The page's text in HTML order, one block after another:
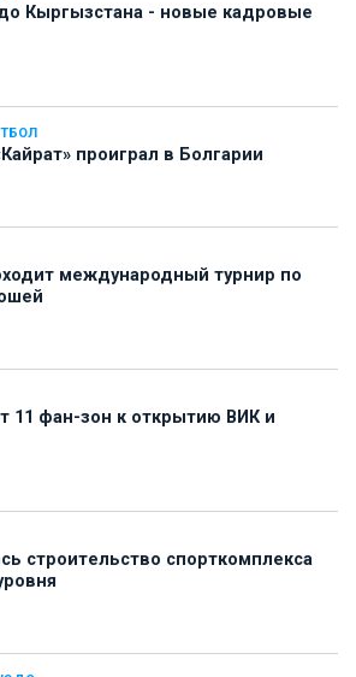
Кыргызстана - новые кадровые
проиграл в Болгарии
международный турнир по
11 фан-зон к открытию ВИК и
строительство спорткомплекса